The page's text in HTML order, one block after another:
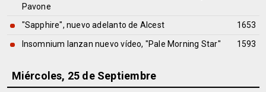
Pavone
"Sapphire", nuevo adelanto de Alcest
1653
Insomnium lanzan nuevo vídeo, "Pale Morning Star"
1593
Miércoles, 25 de Septiembre